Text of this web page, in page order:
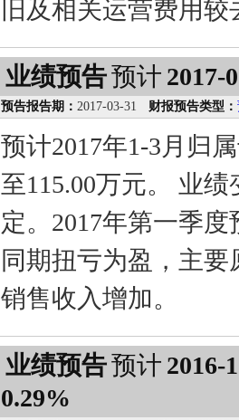
旧及相关运营费用
业绩预告预计 2017-
预告报告期： 2017-03-31 财报预告类型：
预计2017年1-3月归
至115.00万元。 业
定。2017年第一季
同期扭亏为盈，主
销售收入增加。
业绩预告预计 2016-
0.29%